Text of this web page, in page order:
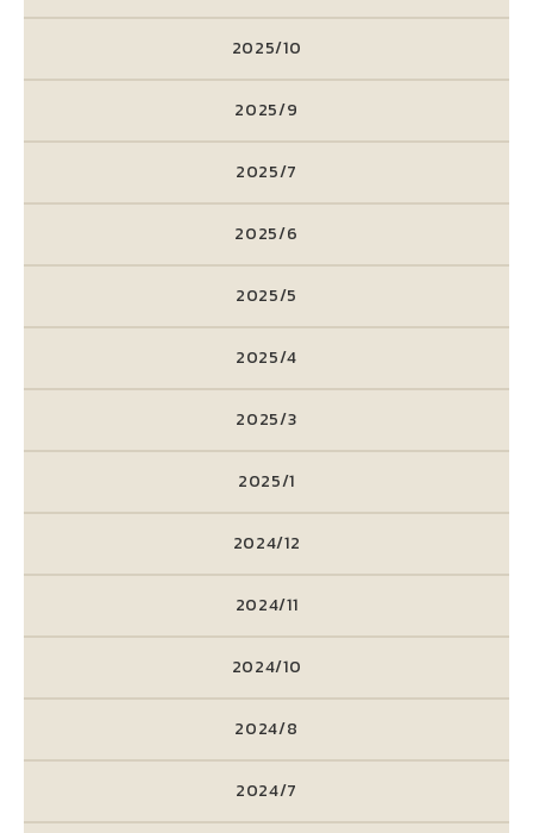
2025/10
2025/9
2025/7
2025/6
2025/5
2025/4
2025/3
2025/1
2024/12
2024/11
2024/10
2024/8
2024/7